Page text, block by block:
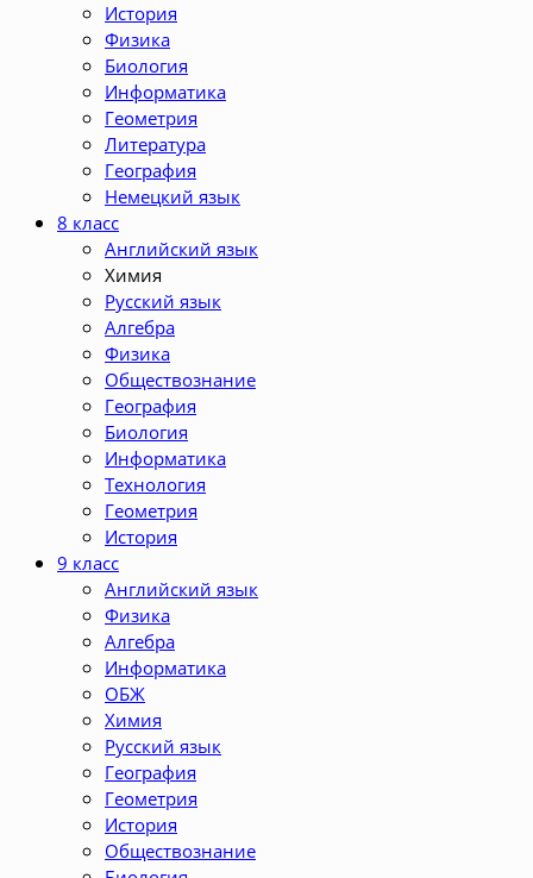
История
Физика
Биология
Информатика
Геометрия
Литература
География
Немецкий язык
8 класс
Английский язык
Химия
Русский язык
Алгебра
Физика
Обществознание
География
Биология
Информатика
Технология
Геометрия
История
9 класс
Английский язык
Физика
Алгебра
Информатика
ОБЖ
Химия
Русский язык
География
Геометрия
История
Обществознание